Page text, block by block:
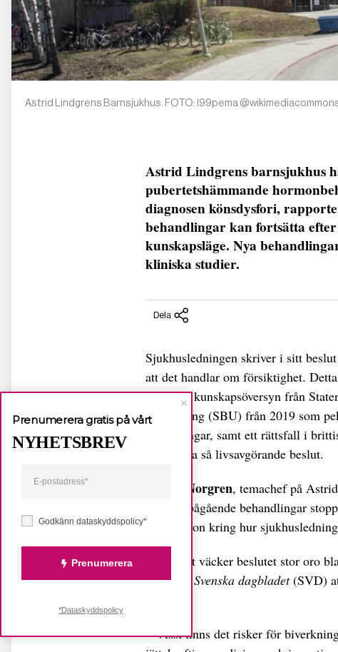
Astrid Lindgrens Barnsjukhus. FOTO: I99pema
Astrid Lindgrens barnsjukhus
pubertetshämmande
diagnosen könsdysfori,
behandlingar kan fortsätta
kunskapsläge. Nya
kliniska studier.
Dela
Sjukhusledningen skriver i sitt
att det handlar om försiktighet.
också en kunskapsöversyn från
utvärdering (SBU) från 2019 som
biverkningar, samt ett rättsfall i
redo att ta så livsavgörande beslut.
Svante Norgren, temachef på
att inga pågående behandlingar
information kring hur
Samtidigt väcker beslutet stor oro
säger till Svenska dagbladet(SVD)
– Visst finns det risker för
Godkänn dataskyddspolicy*
Prenumerera
Prenumerera gratis på vårt
NYHETSBREV
*Dataskyddspolicy